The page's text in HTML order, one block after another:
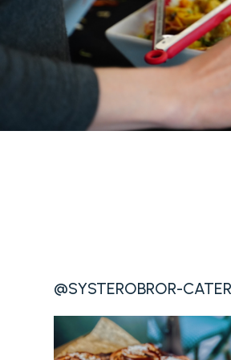
@SYSTEROBROR-